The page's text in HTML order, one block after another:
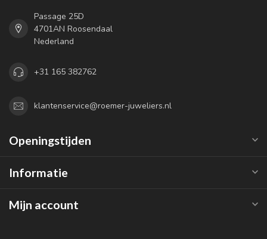
Passage 25D
4701AN Roosendaal
Nederland
+31 165 382762
klantenservice@roemer-juweliers.nl
Openingstijden
Informatie
Mijn account